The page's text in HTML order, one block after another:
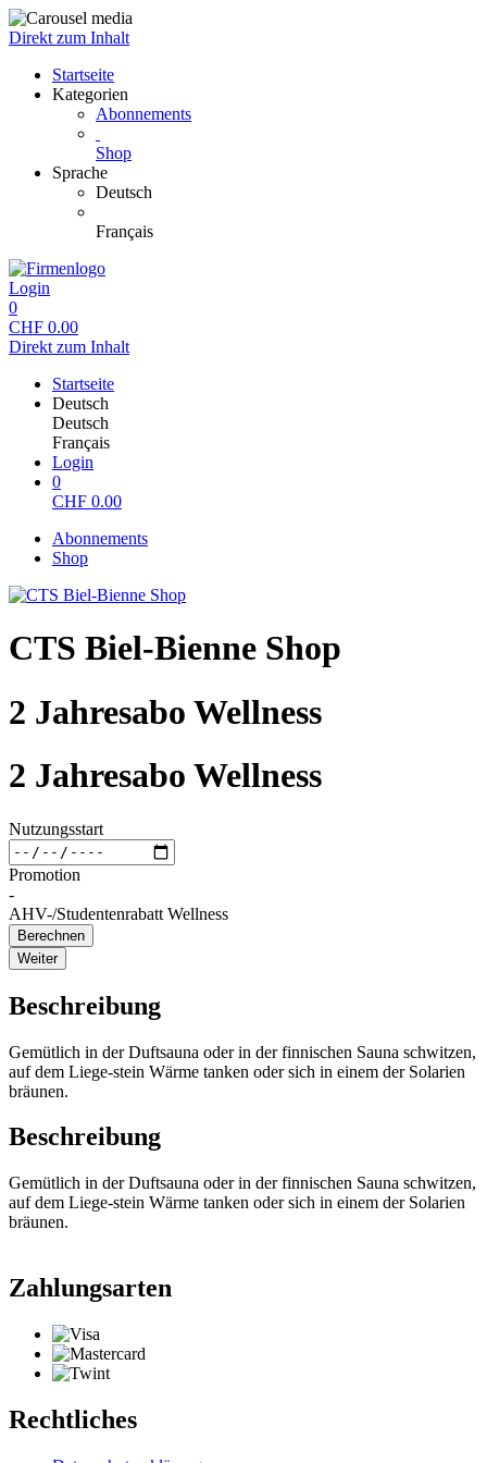
Direkt zum Inhalt
Startseite
Kategorien
Abonnements
Shop
Sprache
Deutsch
Français
Login
0
CHF 0.00
Direkt zum Inhalt
Startseite
Deutsch
Deutsch
Français
Login
0
CHF 0.00
Abonnements
Shop
CTS Biel-Bienne Shop
2 Jahresabo Wellness
2 Jahresabo Wellness
Nutzungsstart
Promotion
-
AHV-/Studentenrabatt Wellness
Berechnen
Weiter
Beschreibung
Gemütlich in der Duftsauna oder in der finnischen Sauna schwitzen,
auf dem Liege-stein Wärme tanken oder sich in einem der Solarien
bräunen.
Beschreibung
Gemütlich in der Duftsauna oder in der finnischen Sauna schwitzen,
auf dem Liege-stein Wärme tanken oder sich in einem der Solarien
bräunen.
Zahlungsarten
Rechtliches